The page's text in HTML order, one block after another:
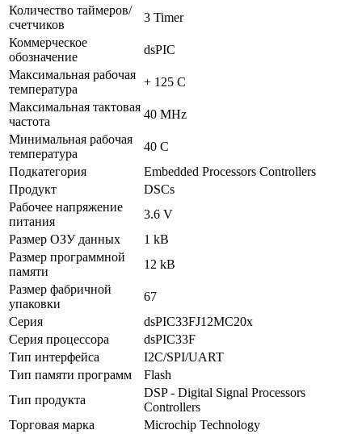
Количество таймеров/
счетчиков
3 Timer
Коммерческое
обозначение
dsPIC
Максимальная рабочая
температура
+ 125 C
Максимальная тактовая
частота
40 MHz
Минимальная рабочая
температура
40 C
Подкатегория
Embedded Processors Controllers
Продукт
DSCs
Рабочее напряжение
питания
3.6 V
Размер ОЗУ данных
1 kB
Размер программной
памяти
12 kB
Размер фабричной
упаковки
67
Серия
dsPIC33FJ12MC20x
Серия процессора
dsPIC33F
Тип интерфейса
I2C/SPI/UART
Тип памяти программ
Flash
Тип продукта
DSP - Digital Signal Processors
Controllers
Торговая марка
Microchip Technology